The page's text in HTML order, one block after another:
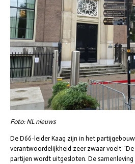
Foto: NL nieuws
De D66-leider Kaag zijn in het
verantwoordelijkheid zeer zwaar voelt.
partijen wordt uitgesloten. De